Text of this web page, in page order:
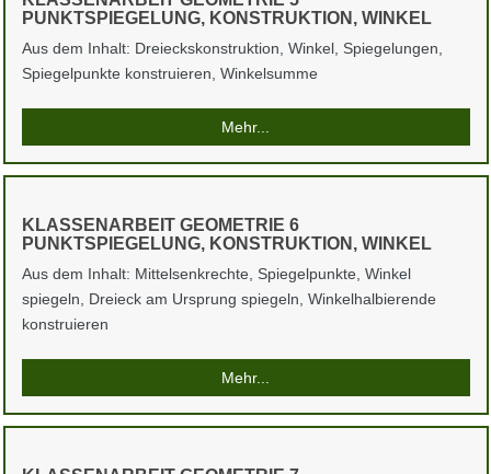
PUNKTSPIEGELUNG, KONSTRUKTION, WINKEL
Aus dem Inhalt: Dreieckskonstruktion, Winkel, Spiegelungen,
Spiegelpunkte konstruieren, Winkelsumme
Mehr...
KLASSENARBEIT GEOMETRIE 6
PUNKTSPIEGELUNG, KONSTRUKTION, WINKEL
Aus dem Inhalt: Mittelsenkrechte, Spiegelpunkte, Winkel
spiegeln, Dreieck am Ursprung spiegeln, Winkelhalbierende
konstruieren
Mehr...